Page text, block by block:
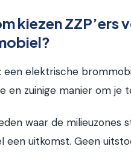
kiezen ZZP’ers
een elektrische
en zuinige manier om je
waar de milieuzones
een uitkomst. Geen